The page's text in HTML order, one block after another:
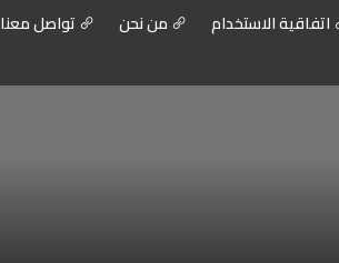
اتفاقية الاستخدام من نحن تواصل معنا